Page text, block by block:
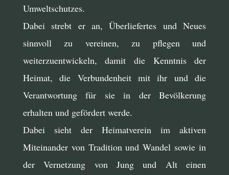
Umweltschutzes.
Dabei strebt er an, Überliefertes und Neues
sinnvoll zu vereinen, zu pflegen und
weiterzuentwickeln, damit die Kenntnis der
Heimat, die Verbundenheit mit ihr und die
Verantwortung für sie in der Bevölkerung
erhalten und gefördert werde.
Dabei sieht der Heimatverein im aktiven
Miteinander von Tradition und Wandel sowie in
der Vernetzung von Jung und Alt einen